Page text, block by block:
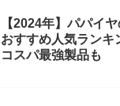
【2024年】パパイ
おすすめ人気ランキ
コスパ最強製品も